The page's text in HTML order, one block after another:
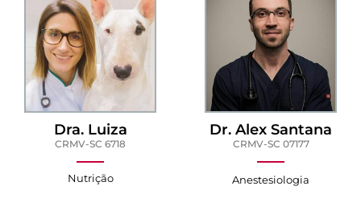
Dra. Luiza
CRMV-SC 6718
Nutrição
Dr. Alex Santana
CRMV-SC 07177
Anestesiologia